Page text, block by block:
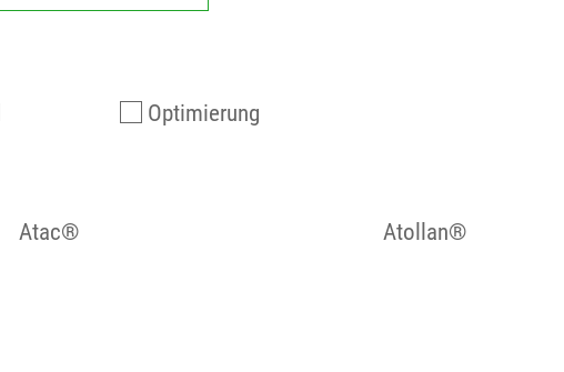
Optimierung
Atac® Atollan®